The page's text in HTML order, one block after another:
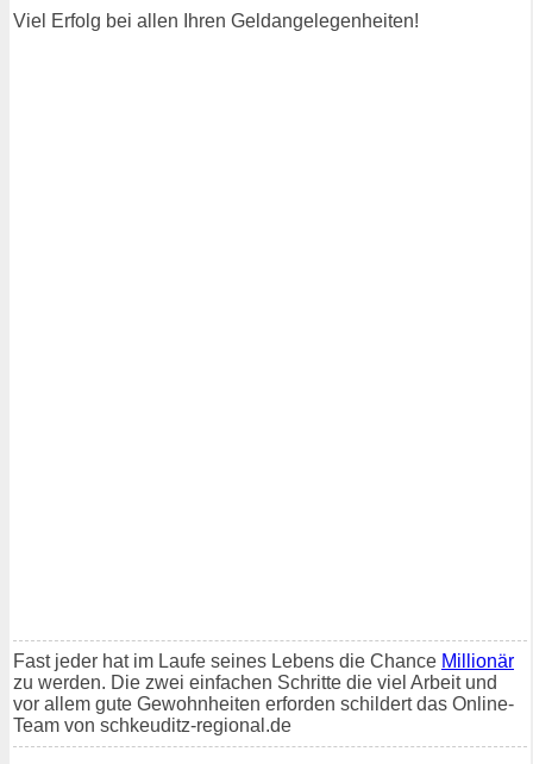
Viel Erfolg bei allen Ihren Geldangelegenheiten!
Fast jeder hat im Laufe seines Lebens die Chance Millionär
zu werden. Die zwei einfachen Schritte die viel Arbeit und
vor allem gute Gewohnheiten erforden schildert das Online-
Team von schkeuditz-regional.de